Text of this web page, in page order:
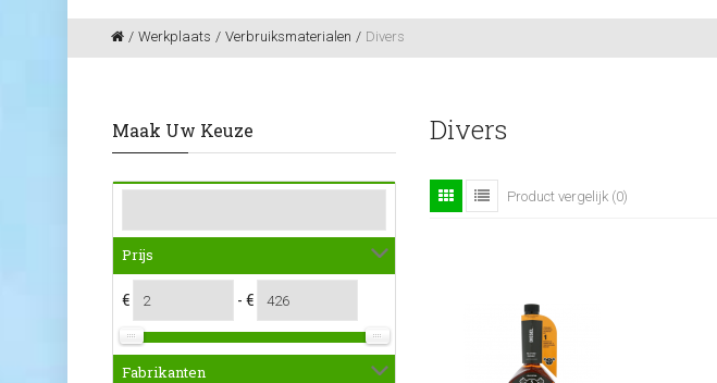
Werkplaats Verbruiksmaterialen Divers
Maak Uw Keuze
Prijs
€ - €
Fabrikanten
Divers
Product vergelijk (0)